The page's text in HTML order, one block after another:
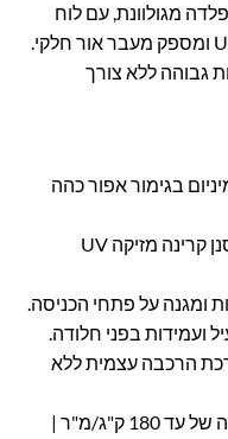
מגולוונת, עם לוח
גבוהה ללא צורך
בגימור אפור כהה
• לוח אקרילי איכותי בעובי 4 מ"מ – מסנן קרינה מזיקה UV
ומגנה על פתחי הכניסה.
ועמידות בפני חלודה.
הרכבה עצמית ללא
• עמידות גבוהה במיוחד – יכולת נשיאה של עד 180 ק"ג/מ"ר |